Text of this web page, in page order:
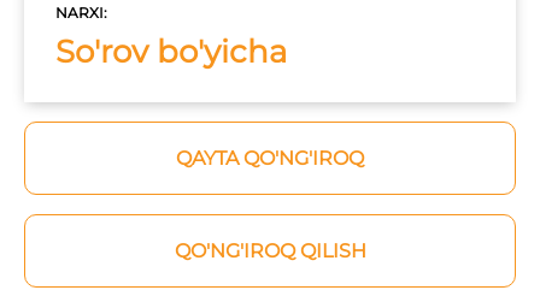
NARXI:
So'rov bo'yicha
QAYTA QO'NG'IROQ
QO'NG'IROQ QILISH